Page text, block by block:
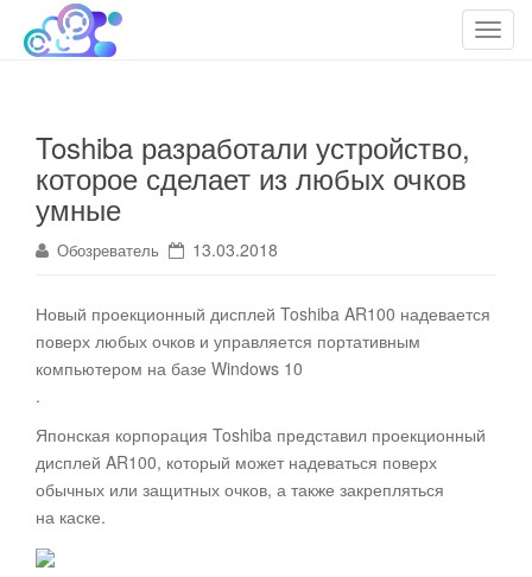
T
g
Облако технологий
cloudteh.ru
Toshiba разработали устройство,
которое сделает из любых очков
умные
Обозреватель 13.03.2018
Новый проекционный дисплей Toshiba AR100 надевается
поверх любых очков и управляется портативным
компьютером на базе Windows 10
.
Японская корпорация Toshiba представил проекционный
дисплей AR100, который может надеваться поверх
обычных или защитных очков, а также закрепляться
на каске.